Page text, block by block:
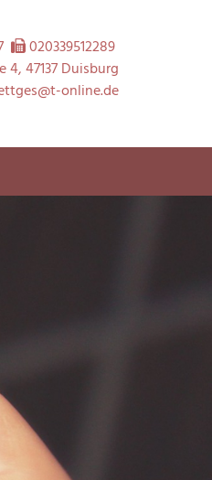
 020339512289
4, 47137 Duisburg
online.de